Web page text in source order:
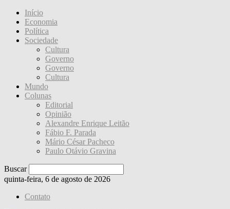
Início
Economia
Política
Sociedade
Cultura
Governo
Governo
Cultura
Mundo
Colunas
Editorial
Opinião
Alexandre Enrique Leitão
Fábio F. Parada
Mário César Pacheco
Paulo Otávio Gravina
Buscar
quinta-feira, 6 de agosto de 2026
Contato